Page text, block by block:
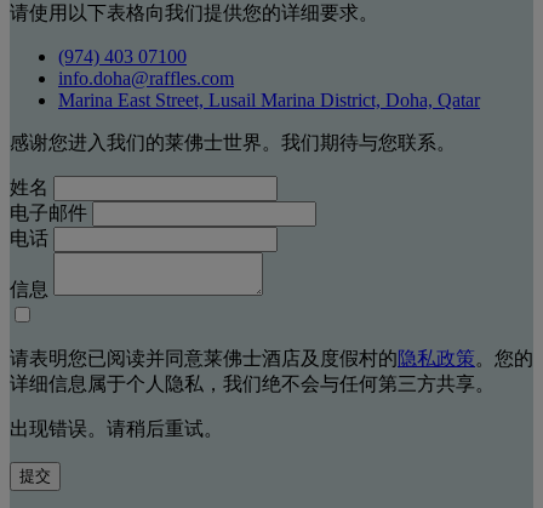
请使用以下表格向我们提供您的详细要求。
(974) 403 07100
info.doha@raffles.com
Marina East Street, Lusail Marina District, Doha, Qatar
感谢您进入我们的莱佛士世界。我们期待与您联系。
姓名
电子邮件
电话
信息
请表明您已阅读并同意莱佛士酒店及度假村的隐私政策。您的
详细信息属于个人隐私，我们绝不会与任何第三方共享。
出现错误。请稍后重试。
提交